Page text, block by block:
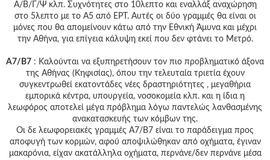
Α/Β/Γ/Ψ κλπ. Συχνότητες στο 10λεπτο και εναλλάξ αναχώρηση
στο 5λεπτο με το Α5 από ΕΡΤ. Αυτές οι δύο γραμμές θα είναι οι
μόνες που θα απομείνουν κάτω από την Εθνική Άμυνα και μέχρι
την Αθήνα, για επίγεια κάλυψη εκεί που δεν φτάνει το Μετρό.
Α7/Β7 : Καλούνται να εξυπηρετήσουν τον πιο προβληματικό άξονα
της Αθήνας (Κηφισίας), όπου την τελευταία τριετία έχουν
συγκεντρωθεί εκατοντάδες νέες δραστηριότητες , μεγαθήρια
εμπορικά κέντρα, υπουργεία, νοσοκομεία κλπ. και η ίδια η
λεωφόρος αποτελεί μέγα πρόβλημα λόγω παντελώς λανθασμένης
ανακατασκευής των κόμβων της.
Οι δε λεωφορειακές γραμμές Α7/Β7 είναι το παράδειγμα προς
αποφυγή των κορμών, αφού αποψιλώθηκαν από οχήματα, έγιναν
μακαρόνια, είχαν ακατάλληλα οχήματα, περνάνε/δεν περνάνε μέσα